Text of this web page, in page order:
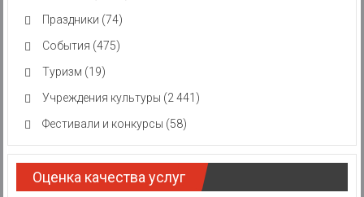
Праздники (74)
События (475)
Туризм (19)
Учреждения культуры (2 441)
Фестивали и конкурсы (58)
Оценка качества услуг